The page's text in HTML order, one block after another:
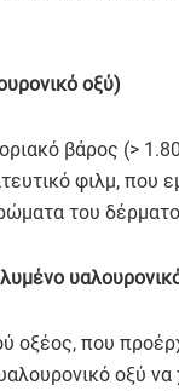
οξύ)
βάρος (>
φιλμ, που
του
οξέος, που
οξύ